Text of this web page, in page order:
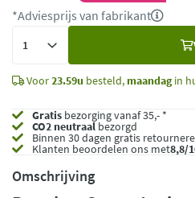
*Adviesprijs van fabrikant
Voor23.59u besteld, maandagin
Gratis bezorging vanaf 35,- *
CO2 neutraalbezorgd
Binnen 30 dagen gratis
Klanten beoordelen ons met8,8/
Omschrijving